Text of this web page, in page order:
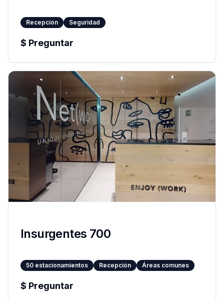
Recepción Seguridad
$ Preguntar
Insurgentes 700
50 estacionamientos Recepción Áreas comunes
$ Preguntar